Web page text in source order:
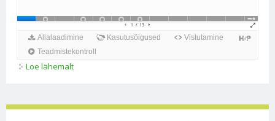
Loe lähemalt